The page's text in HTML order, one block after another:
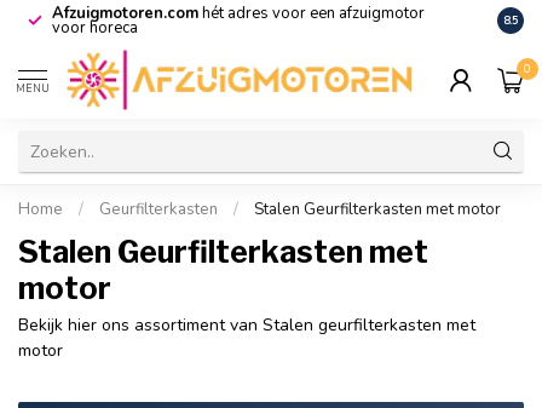
Afzuigmotoren.comhét adres voor een afzuigmotor
voor horeca De
8.5
MENU
0
Home / Geurfilterkasten / Stalen Geurfilterkasten met motor
Stalen Geurfilterkasten met
motor
Bekijk hier ons assortiment van Stalen geurfilterkasten met
motor